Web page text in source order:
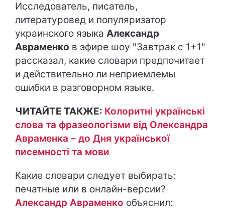
Исследователь, писатель,
литературовед и популяризатор
украинского языка Александр
Авраменко в эфире шоу "Завтрак с 1+1"
рассказал, какие словари предпочитает
и действительно ли неприемлемы
ошибки в разговорном языке.
ЧИТАЙТЕ ТАКЖЕ: Колоритні українські
слова та фразеологізми від Олександра
Авраменка – до Дня української
писемності та мови
Какие словари следует выбирать:
печатные или в онлайн-версии?
Александр Авраменко объяснил: